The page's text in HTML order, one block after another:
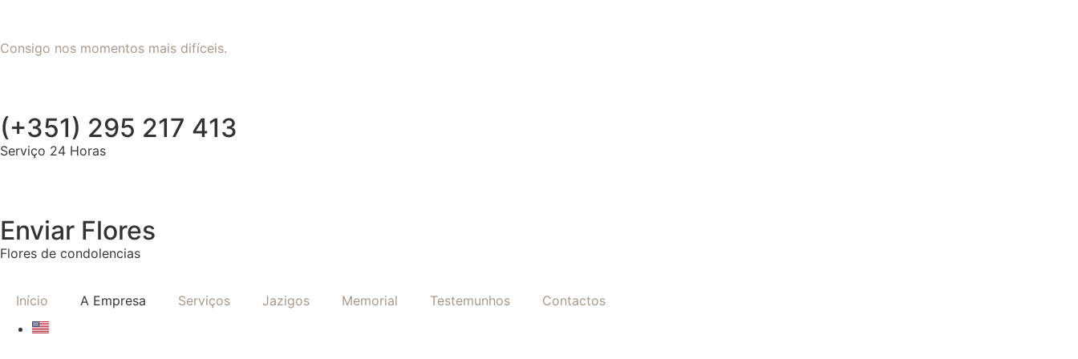
Consigo nos momentos mais difíceis.
(+351) 295 217 413
Serviço 24 Horas
Enviar Flores
Flores de condolencias
Início A Empresa Serviços Jazigos Memorial Testemunhos Contactos